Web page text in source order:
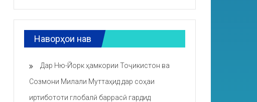
Наворҳои нав
Дар Ню-Йорк ҳамкории Тоҷикистон ва
Созмони Милали Муттаҳид дар соҳаи
иртибототи глобалӣ баррасӣ гардид